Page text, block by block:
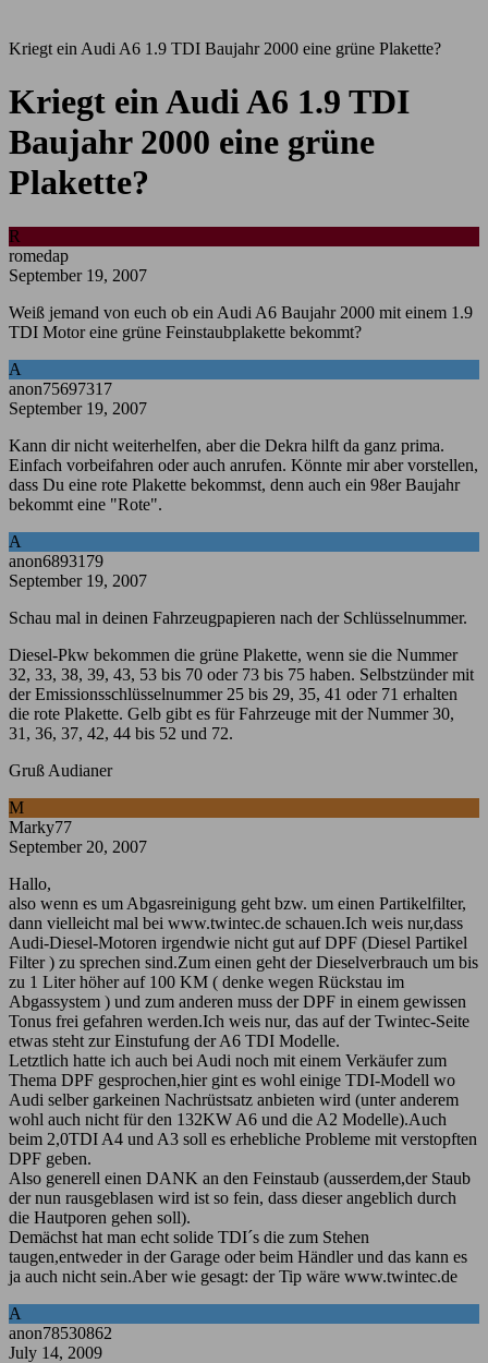
Kriegt ein Audi A6 1.9 TDI Baujahr 2000 eine grüne Plakette?
Kriegt ein Audi A6 1.9 TDI
Baujahr 2000 eine grüne
Plakette?
R
romedap
September 19, 2007
Weiß jemand von euch ob ein Audi A6 Baujahr 2000 mit einem 1.9
TDI Motor eine grüne Feinstaubplakette bekommt?
A
anon75697317
September 19, 2007
Kann dir nicht weiterhelfen, aber die Dekra hilft da ganz prima.
Einfach vorbeifahren oder auch anrufen. Könnte mir aber vorstellen,
dass Du eine rote Plakette bekommst, denn auch ein 98er Baujahr
bekommt eine "Rote".
A
anon6893179
September 19, 2007
Schau mal in deinen Fahrzeugpapieren nach der Schlüsselnummer.
Diesel-Pkw bekommen die grüne Plakette, wenn sie die Nummer
32, 33, 38, 39, 43, 53 bis 70 oder 73 bis 75 haben. Selbstzünder mit
der Emissionsschlüsselnummer 25 bis 29, 35, 41 oder 71 erhalten
die rote Plakette. Gelb gibt es für Fahrzeuge mit der Nummer 30,
31, 36, 37, 42, 44 bis 52 und 72.
Gruß Audianer
M
Marky77
September 20, 2007
Hallo,
also wenn es um Abgasreinigung geht bzw. um einen Partikelfilter,
dann vielleicht mal bei www.twintec.de schauen.Ich weis nur,dass
Audi-Diesel-Motoren irgendwie nicht gut auf DPF (Diesel Partikel
Filter ) zu sprechen sind.Zum einen geht der Dieselverbrauch um bis
zu 1 Liter höher auf 100 KM ( denke wegen Rückstau im
Abgassystem ) und zum anderen muss der DPF in einem gewissen
Tonus frei gefahren werden.Ich weis nur, das auf der Twintec-Seite
etwas steht zur Einstufung der A6 TDI Modelle.
Letztlich hatte ich auch bei Audi noch mit einem Verkäufer zum
Thema DPF gesprochen,hier gint es wohl einige TDI-Modell wo
Audi selber garkeinen Nachrüstsatz anbieten wird (unter anderem
wohl auch nicht für den 132KW A6 und die A2 Modelle).Auch
beim 2,0TDI A4 und A3 soll es erhebliche Probleme mit verstopften
DPF geben.
Also generell einen DANK an den Feinstaub (ausserdem,der Staub
der nun rausgeblasen wird ist so fein, dass dieser angeblich durch
die Hautporen gehen soll).
Demächst hat man echt solide TDI´s die zum Stehen
taugen,entweder in der Garage oder beim Händler und das kann es
ja auch nicht sein.Aber wie gesagt: der Tip wäre www.twintec.de
A
anon78530862
July 14, 2009